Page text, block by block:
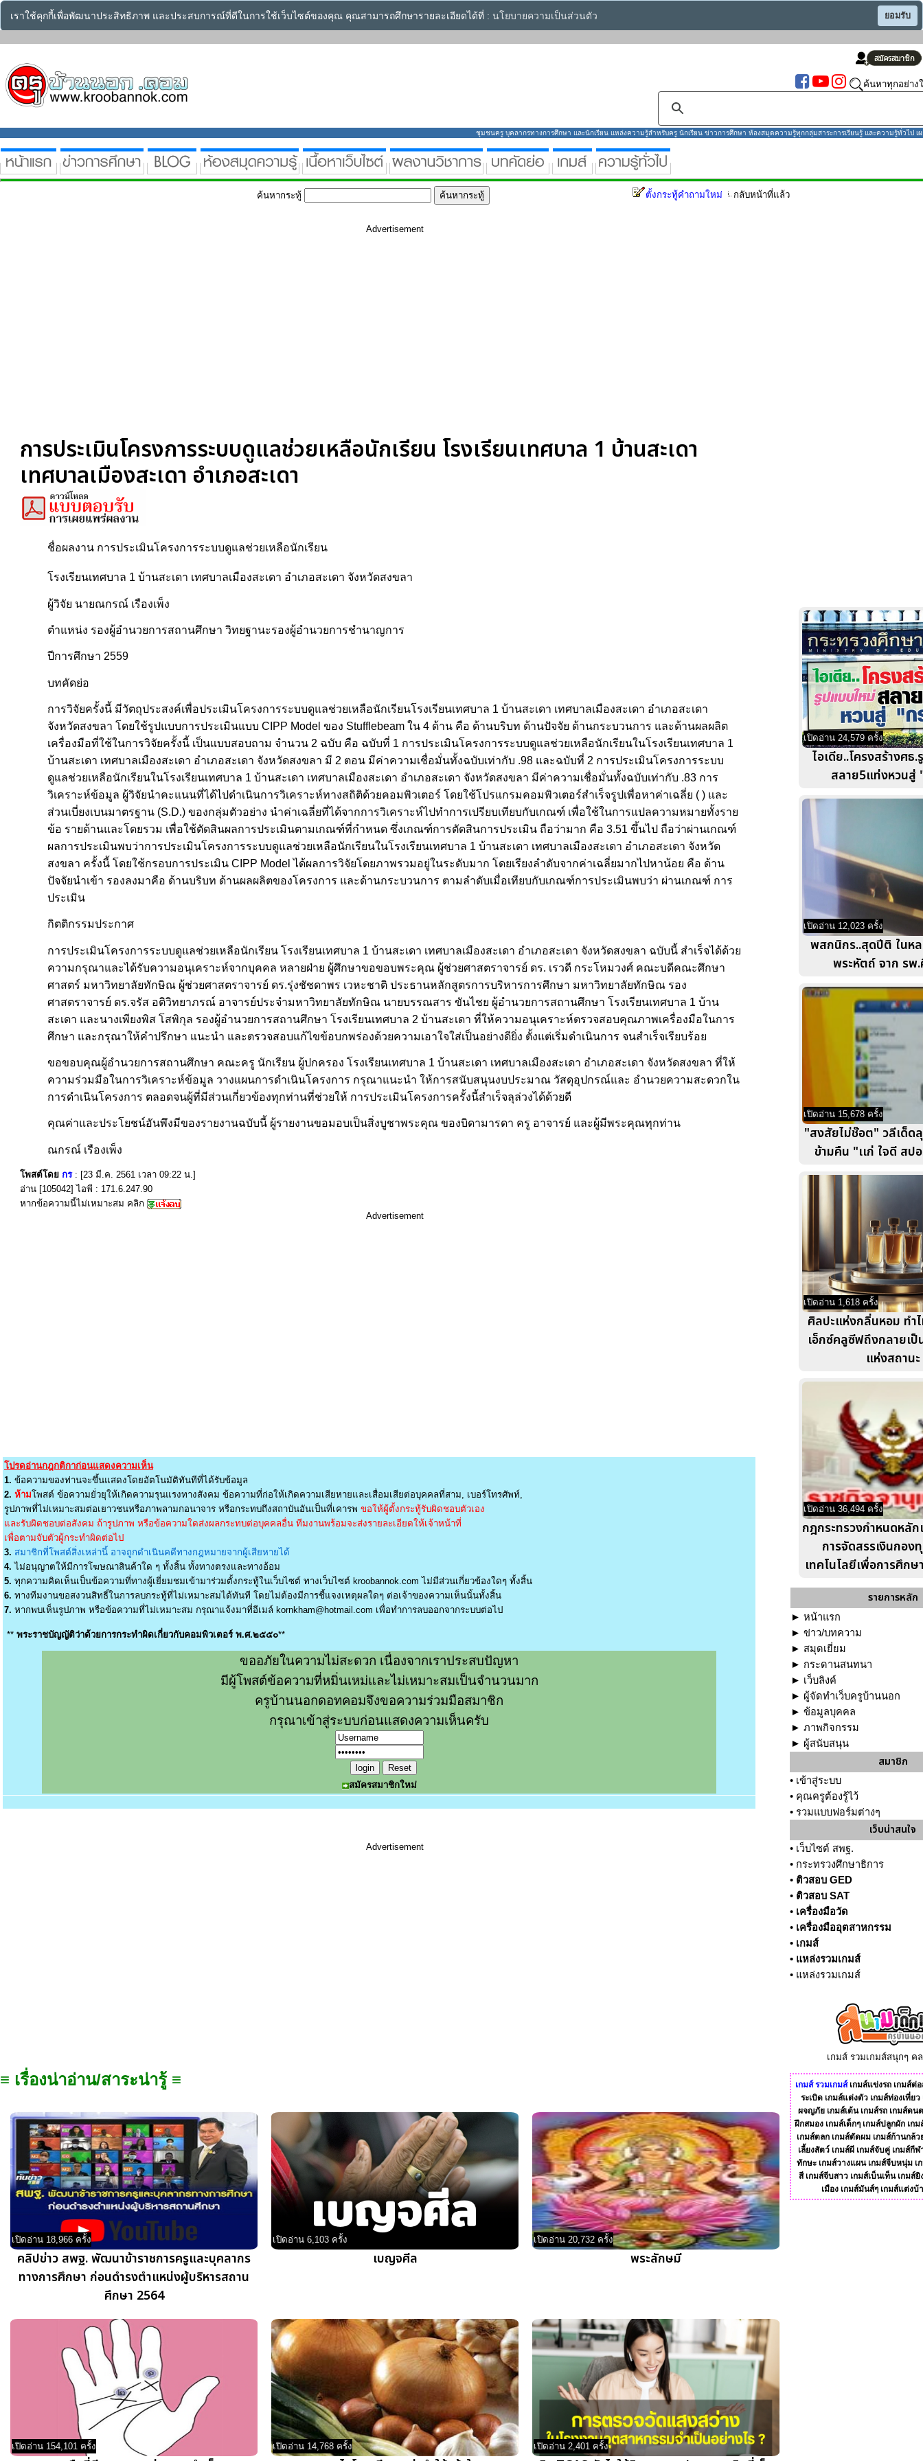
เราใช้คุกกี้เพื่อพัฒนาประสิทธิภาพ และประสบการณ์ที่ดีในการใช้เว็บไซต์ของคุณ คุณสามารถศึกษารายละเอียดได้ที่ : นโยบายความเป็นส่วนตัว ยอมรับ
ค้นหาทุกอย่าง
ชุมชนครู บุคลากรทางการศึกษา และนักเรียน แหล่งความรู้สำหรับครู นักเรียน ข่าวการศึกษา ห้องสมุดความรู้ทุกกลุ่มสาระการเรียนรู้ และความรู้ทั่วไป เ
ค้นหากระทู้ ตั้งกระทู้คำถามใหม่ กลับหน้าที่แล้ว
Advertisement
การประเมินโครงการระบบดูแลช่วยเหลือนักเรียน โรงเรียนเทศบาล 1 บ้านสะเดา
เทศบาลเมืองสะเดา อำเภอสะเดา
ชื่อผลงาน การประเมินโครงการระบบดูแลช่วยเหลือนักเรียน
โรงเรียนเทศบาล 1 บ้านสะเดา เทศบาลเมืองสะเดา อำเภอสะเดา จังหวัดสงขลา
ผู้วิจัย นายณกรณ์ เรืองเพ็ง
ตำแหน่ง รองผู้อำนวยการสถานศึกษา วิทยฐานะรองผู้อำนวยการชำนาญการ
ปีการศึกษา 2559
บทคัดย่อ
การวิจัยครั้งนี้ มีวัตถุประสงค์เพื่อประเมินโครงการระบบดูแลช่วยเหลือนักเรียนโรงเรียนเทศบาล 1 บ้านสะเดา เทศบาลเมืองสะเดา อำเภอสะเดา
จังหวัดสงขลา โดยใช้รูปแบบการประเมินแบบ CIPP Model ของ Stufflebeam ใน 4 ด้าน คือ ด้านบริบท ด้านปัจจัย ด้านกระบวนการ และด้านผลผลิต
เครื่องมือที่ใช้ในการวิจัยครั้งนี้ เป็นแบบสอบถาม จำนวน 2 ฉบับ คือ ฉบับที่ 1 การประเมินโครงการระบบดูแลช่วยเหลือนักเรียนในโรงเรียนเทศบาล 1
บ้านสะเดา เทศบาลเมืองสะเดา อำเภอสะเดา จังหวัดสงขลา มี 2 ตอน มีค่าความเชื่อมั่นทั้งฉบับเท่ากับ .98 และฉบับที่ 2 การประเมินโครงการระบบ
ดูแลช่วยเหลือนักเรียนในโรงเรียนเทศบาล 1 บ้านสะเดา เทศบาลเมืองสะเดา อำเภอสะเดา จังหวัดสงขลา มีค่าความเชื่อมั่นทั้งฉบับเท่ากับ .83 การ
วิเคราะห์ข้อมูล ผู้วิจัยนำคะแนนที่ได้ไปดำเนินการวิเคราะห์ทางสถิติด้วยคอมพิวเตอร์ โดยใช้โปรแกรมคอมพิวเตอร์สำเร็จรูปเพื่อหาค่าเฉลี่ย ( ) และ
ส่วนเบี่ยงเบนมาตรฐาน (S.D.) ของกลุ่มตัวอย่าง นำค่าเฉลี่ยที่ได้จากการวิเคราะห์ไปทำการเปรียบเทียบกับเกณฑ์ เพื่อใช้ในการแปลความหมายทั้งราย
ข้อ รายด้านและโดยรวม เพื่อใช้ตัดสินผลการประเมินตามเกณฑ์ที่กำหนด ซึ่งเกณฑ์การตัดสินการประเมิน ถือว่ามาก คือ 3.51 ขึ้นไป ถือว่าผ่านเกณฑ์
ผลการประเมินพบว่าการประเมินโครงการระบบดูแลช่วยเหลือนักเรียนในโรงเรียนเทศบาล 1 บ้านสะเดา เทศบาลเมืองสะเดา อำเภอสะเดา จังหวัด
สงขลา ครั้งนี้ โดยใช้กรอบการประเมิน CIPP Model ได้ผลการวิจัยโดยภาพรวมอยู่ในระดับมาก โดยเรียงลำดับจากค่าเฉลี่ยมากไปหาน้อย คือ ด้าน
ปัจจัยนำเข้า รองลงมาคือ ด้านบริบท ด้านผลผลิตของโครงการ และด้านกระบวนการ ตามลำดับเมื่อเทียบกับเกณฑ์การประเมินพบว่า ผ่านเกณฑ์ การ
ประเมิน
กิตติกรรมประกาศ
การประเมินโครงการระบบดูแลช่วยเหลือนักเรียน โรงเรียนเทศบาล 1 บ้านสะเดา เทศบาลเมืองสะเดา อำเภอสะเดา จังหวัดสงขลา ฉบับนี้ สำเร็จได้ด้วย
ความกรุณาและได้รับความอนุเคราะห์จากบุคคล หลายฝ่าย ผู้ศึกษาขอขอบพระคุณ ผู้ช่วยศาสตราจารย์ ดร. เรวดี กระโหมวงศ์ คณะบดีคณะศึกษา
ศาสตร์ มหาวิทยาลัยทักษิณ ผู้ช่วยศาสตราจารย์ ดร.รุ่งชัชดาพร เวหะชาติ ประธานหลักสูตรการบริหารการศึกษา มหาวิทยาลัยทักษิณ รอง
ศาสตราจารย์ ดร.จรัส อติวิทยาภรณ์ อาจารย์ประจำมหาวิทยาลัยทักษิณ นายบรรณสาร ขันไชย ผู้อำนวยการสถานศึกษา โรงเรียนเทศบาล 1 บ้าน
สะเดา และนางเพียงพิส โสพิกุล รองผู้อำนวยการสถานศึกษา โรงเรียนเทศบาล 2 บ้านสะเดา ที่ให้ความอนุเคราะห์ตรวจสอบคุณภาพเครื่องมือในการ
ศึกษา และกรุณาให้คำปรึกษา แนะนำ และตรวจสอบแก้ไขข้อบกพร่องด้วยความเอาใจใส่เป็นอย่างดียิ่ง ตั้งแต่เริ่มดำเนินการ จนสำเร็จเรียบร้อย
ขอขอบคุณผู้อำนวยการสถานศึกษา คณะครู นักเรียน ผู้ปกครอง โรงเรียนเทศบาล 1 บ้านสะเดา เทศบาลเมืองสะเดา อำเภอสะเดา จังหวัดสงขลา ที่ให้
ความร่วมมือในการวิเคราะห์ข้อมูล วางแผนการดำเนินโครงการ กรุณาแนะนำ ให้การสนับสนุนงบประมาณ วัสดุอุปกรณ์และ อำนวยความสะดวกใน
การดำเนินโครงการ ตลอดจนผู้ที่มีส่วนเกี่ยวข้องทุกท่านที่ช่วยให้ การประเมินโครงการครั้งนี้สำเร็จลุล่วงได้ด้วยดี
คุณค่าและประโยชน์อันพึงมีของรายงานฉบับนี้ ผู้รายงานขอมอบเป็นสิ่งบูชาพระคุณ ของบิดามารดา ครู อาจารย์ และผู้มีพระคุณทุกท่าน
ณกรณ์ เรืองเพ็ง
โพสต์โดย กร : [23 มี.ค. 2561 เวลา 09:22 น.]
อ่าน [105042] ไอพี : 171.6.247.90
หากข้อความนี้ไม่เหมาะสม คลิก
Advertisement
โปรดอ่านกฎกติกาก่อนแสดงความเห็น
1. ข้อความของท่านจะขึ้นแสดงโดยอัตโนมัติทันทีที่ได้รับข้อมูล
2. ห้ามโพสต์ ข้อความยั่วยุให้เกิดความรุนแรงทางสังคม ข้อความที่ก่อให้เกิดความเสียหายและเสื่อมเสียต่อบุคคลที่สาม, เบอร์โทรศัพท์,
รูปภาพที่ไม่เหมาะสมต่อเยาวชนหรือภาพลามกอนาจาร หรือกระทบถึงสถาบันอันเป็นที่เคารพ ขอให้ผู้ตั้งกระทู้รับผิดชอบตัวเอง
และรับผิดชอบต่อสังคม ถ้ารูปภาพ หรือข้อความใดส่งผลกระทบต่อบุคคลอื่น ทีมงานพร้อมจะส่งรายละเอียดให้เจ้าหน้าที่
เพื่อตามจับตัวผู้กระทำผิดต่อไป
3. สมาชิกที่โพสต์สิ่งเหล่านี้ อาจถูกดำเนินคดีทางกฎหมายจากผู้เสียหายได้
4. ไม่อนุญาตให้มีการโฆษณาสินค้าใด ๆ ทั้งสิ้น ทั้งทางตรงและทางอ้อม
5. ทุกความคิดเห็นเป็นข้อความที่ทางผู้เยี่ยมชมเข้ามาร่วมตั้งกระทู้ในเว็บไซต์ ทางเว็บไซต์ kroobannok.com ไม่มีส่วนเกี่ยวข้องใดๆ ทั้งสิ้น
6. ทางทีมงานขอสงวนสิทธิ์ในการลบกระทู้ที่ไม่เหมาะสมได้ทันที โดยไม่ต้องมีการชี้แจงเหตุผลใดๆ ต่อเจ้าของความเห็นนั้นทั้งสิ้น
7. หากพบเห็นรูปภาพ หรือข้อความที่ไม่เหมาะสม กรุณาแจ้งมาที่อีเมล์ kornkham@hotmail.com เพื่อทำการลบออกจากระบบต่อไป
** พระราชบัญญัติว่าด้วยการกระทำผิดเกี่ยวกับคอมพิวเตอร์ พ.ศ.๒๕๕๐**
ขออภัยในความไม่สะดวก เนื่องจากเราประสบปัญหา
มีผู้โพสต์ข้อความที่หมิ่นเหม่และไม่เหมาะสมเป็นจำนวนมาก
ครูบ้านนอกดอทคอมจึงขอความร่วมมือสมาชิก
กรุณาเข้าสู่ระบบก่อนแสดงความเห็นครับ
สมัครสมาชิกใหม่
Advertisement
≡ เรื่องน่าอ่าน/สาระน่ารู้ ≡
เปิดอ่าน 18,966 ครั้ง
คลิปข่าว สพฐ. พัฒนาข้าราชการครูและบุคลากร
ทางการศึกษา ก่อนดํารงตําแหน่งผู้บริหารสถาน
ศึกษา 2564
เปิดอ่าน 6,103 ครั้ง
เบญจศีล
เปิดอ่าน 20,732 ครั้ง
พระลักษมี
เปิดอ่าน 154,101 ครั้ง เปิดอ่าน 14,768 ครั้ง เปิดอ่าน 2,401 ครั้ง
เปิดอ่าน 24,579 ครั้ง
ไอเดีย..โครงสร้างศธ
สลาย5แท่งหวนสู่
เปิดอ่าน 12,023 ครั้ง
พสกนิกร..สุดปีติ ในห
พระหัตถ์ จาก รพ.
เปิดอ่าน 15,678 ครั้ง
"สงสัยไม่ช๊อต" วลีเด็ด
ข้ามคืน "เเก่ ใจดี สป
เปิดอ่าน 1,618 ครั้ง
ศิลปะแห่งกลิ่นหอม ทำ
เอ็กซ์คลูซีฟถึงกลาย
แห่งสถานะ
เปิดอ่าน 36,494 ครั้ง
กฎกระทรวงกำหนดหลั
การจัดสรรเงินกอ
เทคโนโลยีเพื่อการศึก
รายการหลัก
► หน้าแรก
► ข่าว/บทความ
► สมุดเยี่ยม
► กระดานสนทนา
► เว็บลิงค์
► ผู้จัดทำเว็บครูบ้านนอก
► ข้อมูลบุคคล
► ภาพกิจกรรม
► ผู้สนับสนุน
สมาชิก
• เข้าสู่ระบบ
• คุณครูต้องรู้ไว้
• รวมแบบฟอร์มต่างๆ
เว็บน่าสนใจ
• เว็บไซต์ สพฐ.
• กระทรวงศึกษาธิการ
• ติวสอบ GED
• ติวสอบ SAT
• เครื่องมือวัด
• เครื่องมืออุตสาหกรรม
• เกมส์
• แหล่งรวมเกมส์
• แหล่งรวมเกมส์
เกมส์ รวมเกมส์สนุกๆ ค
เกมส์ รวมเกมส์ เกมส์แข่งรถ เกมส์ต่อ
ระเบิด เกมส์แต่งตัว เกมส์ท่องเที่ยว
ผจญภัย เกมส์เต้น เกมส์รถ เกมส์ดน
ฝึกสมอง เกมส์เด็กๆ เกมส์ปลูกผัก เก
เกมส์ตลก เกมส์ตัดผม เกมส์ก้านกล้ว
เลี้ยงสัตว์ เกมส์ผี เกมส์จับคู่ เกมส์กีฬ
ทักษะ เกมส์วางแผน เกมส์จีบหนุ่ม เ
สี เกมส์จีบสาว เกมส์เบ็นเท็น เกมส์ยิ
เมือง เกมส์มันส์ๆ เกมส์แต่งบ้